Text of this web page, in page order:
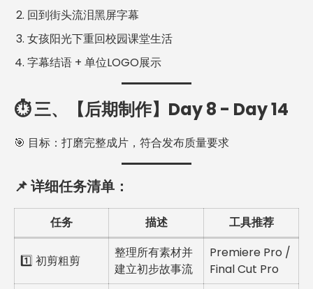
回到街头流泪黑屏字幕
女孩阳光下重回校园课堂生活
字幕结语 + 单位LOGO展示
⏱️ 三、【后期制作】Day 8 - Day 14
🎯 目标：打磨完整成片，符合发布质量要求
📌 详细任务清单：
任务 描述 工具推荐
1️⃣ 初剪粗剪
整理所有素材并
建立初步故事流
Premiere Pro /
Final Cut Pro